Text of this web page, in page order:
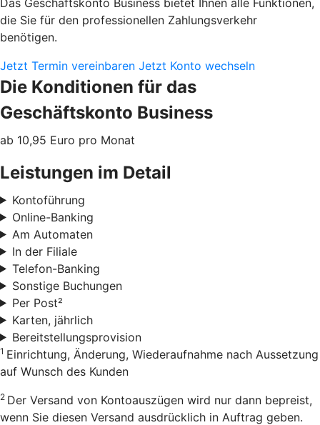
die Sie für den professionellen Zahlungsverkehr
benötigen.
Jetzt Termin vereinbaren Jetzt Konto wechseln
Die Konditionen für das
Geschäftskonto Business
ab 10,95 Euro pro Monat
Leistungen im Detail
Kontoführung
Online-Banking
Am Automaten
In der Filiale
Telefon-Banking
Sonstige Buchungen
Per Post²
Karten, jährlich
Bereitstellungsprovision
1 Einrichtung, Änderung, Wiederaufnahme nach Aussetzung
auf Wunsch des Kunden
2 Der Versand von Kontoauszügen wird nur dann bepreist,
wenn Sie diesen Versand ausdrücklich in Auftrag geben.